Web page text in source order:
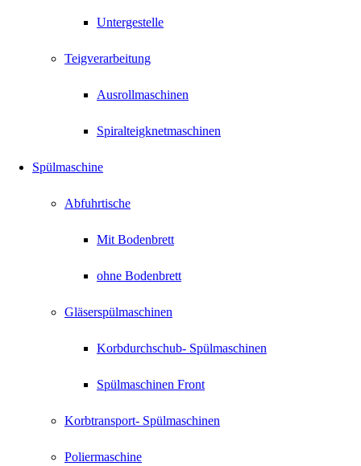
Untergestelle
Teigverarbeitung
Ausrollmaschinen
Spiralteigknetmaschinen
Spülmaschine
Abfuhrtische
Mit Bodenbrett
ohne Bodenbrett
Gläserspülmaschinen
Korbdurchschub- Spülmaschinen
Spülmaschinen Front
Korbtransport- Spülmaschinen
Poliermaschine